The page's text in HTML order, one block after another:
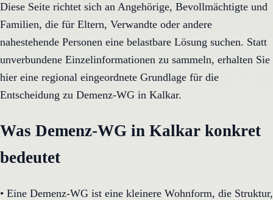
Diese Seite richtet sich an Angehörige, Bevollmächtigte und
Familien, die für Eltern, Verwandte oder andere
nahestehende Personen eine belastbare Lösung suchen. Statt
unverbundene Einzelinformationen zu sammeln, erhalten Sie
hier eine regional eingeordnete Grundlage für die
Entscheidung zu Demenz-WG in Kalkar.
Was Demenz-WG in Kalkar konkret
bedeutet
• Eine Demenz-WG ist eine kleinere Wohnform, die Struktur,